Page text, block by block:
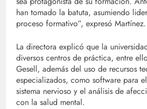
han tomado la batuta, asumiendo
proceso formativo”, expresó Martínez.
La directora explicó que la
diversos centros de práctica, entre
Gesell, además del uso de recursos
especializados, como software para
sistema nervioso y el análisis de
con la salud mental.